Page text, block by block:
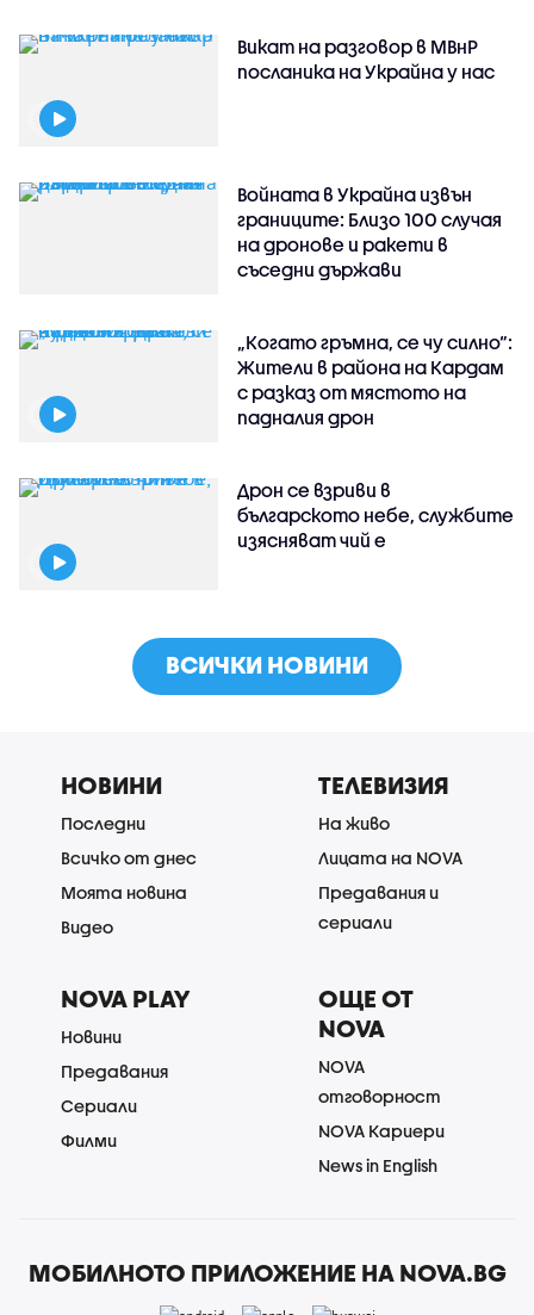
Викат на разговор в МВнР
посланика на Украйна у нас
Войната в Украйна извън
границите: Близо 100 случая
на дронове и ракети в
съседни държави
„Когато гръмна, се чу силно“:
Жители в района на Кардам
с разказ от мястото на
падналия дрон
Дрон се взриви в
българското небе, службите
изясняват чий е
ВСИЧКИ НОВИНИ
НОВИНИ
Последни
Всичко от днес
Моята новина
Видео
ТЕЛЕВИЗИЯ
На живо
Лицата на NOVA
Предавания и
сериали
NOVA PLAY
Новини
Предавания
Сериали
Филми
ОЩЕ ОТ
NOVA
NOVA
отговорност
NOVA Кариери
News in English
МОБИЛНОТО ПРИЛОЖЕНИЕ НА NOVA.BG